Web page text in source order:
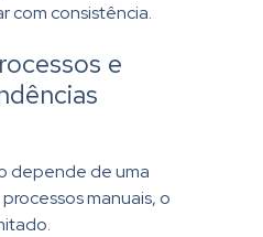
com consistência.
e
depende de uma
manuais, o